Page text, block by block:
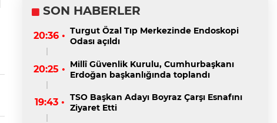
SON HABERLER
20:36 • Turgut Özal Tıp Merkezinde Endoskopi
Odası açıldı
20:25 • Millî Güvenlik Kurulu, Cumhurbaşkanı
Erdoğan başkanlığında toplandı
19:43 • TSO Başkan Adayı Boyraz Çarşı Esnafını
Ziyaret Etti